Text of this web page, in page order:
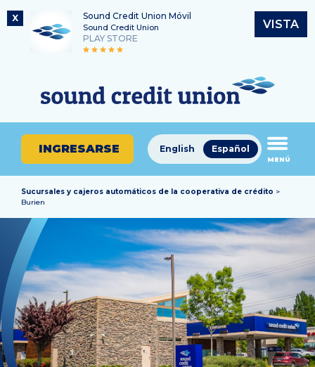
X Sound Credit Union Móvil
Sound Credit Union
PLAY STORE
VISTA
contenido
sesión
banca
en
línea
Número de ruta
325183220
¿En
qué
podemos
ayudarle
a
encontrar?
Español
English
INGRESARSE
MENÚ
Sucursales y cajeros automáticos de la cooperativa de crédito >
Burien